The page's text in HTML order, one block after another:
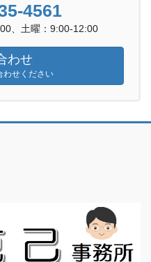
4561
、土曜：9:00-12:00
わせ
わせください